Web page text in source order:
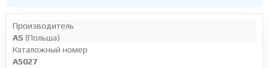
Производитель
AS (Польша)
Каталожный номер
A5027